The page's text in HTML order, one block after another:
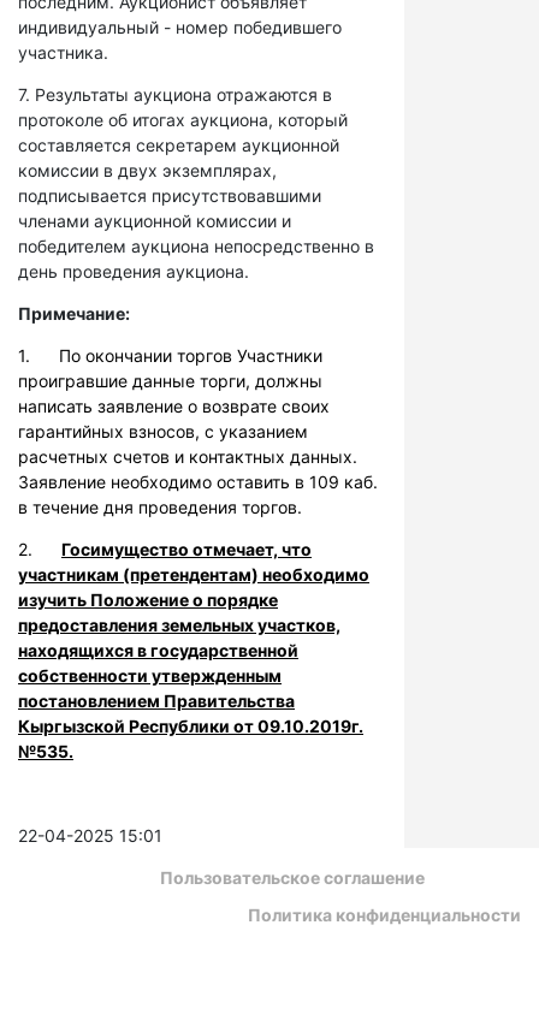
индивидуальный - номер победившего
участника.
7. Результаты аукциона отражаются в
протоколе об итогах аукциона, который
составляется секретарем аукционной
комиссии в двух экземплярах,
подписывается присутствовавшими
членами аукционной комиссии и
победителем аукциона непосредственно в
день проведения аукциона.
Примечание:
1. По окончании торгов Участники
проигравшие данные торги, должны
написать заявление о возврате своих
гарантийных взносов, с указанием
расчетных счетов и контактных данных.
Заявление необходимо оставить в 109 каб.
в течение дня проведения торгов.
2. Госимущество отмечает, что
участникам (претендентам) необходимо
изучить Положение о порядке
предоставления земельных участков,
находящихся в государственной
собственности утвержденным
постановлением Правительства
Кыргызской Республики от 09.10.2019г.
№535.
22-04-2025 15:01
Пользовательское соглашение
Политика конфиденциальности